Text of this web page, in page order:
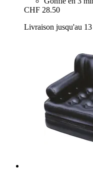
CHF 28.50
Livraison jusqu'au